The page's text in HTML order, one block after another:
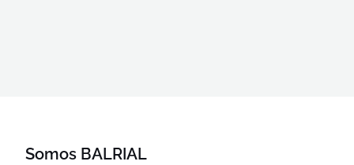
Somos BALRIAL